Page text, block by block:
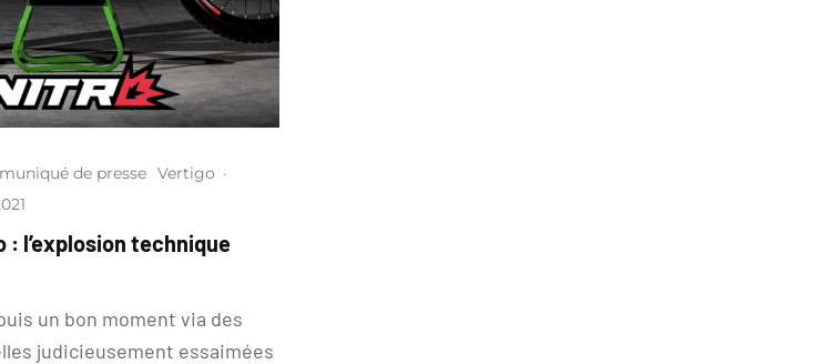
de presse Vertigo ·
: l’explosion technique
un bon moment via des
judicieusement essaimées